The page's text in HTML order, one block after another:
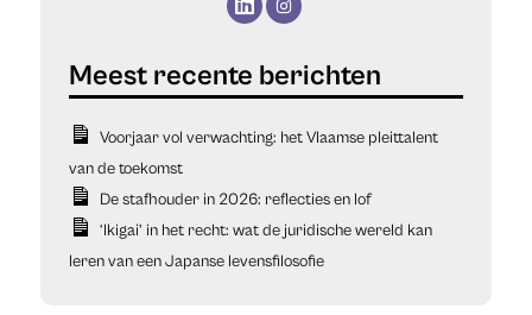
Voorjaar vol verwachting: het Vlaamse pleittalent
van de toekomst
De stafhouder in 2026: reflecties en lof
‘Ikigai’ in het recht: wat de juridische wereld kan
leren van een Japanse levensfilosofie